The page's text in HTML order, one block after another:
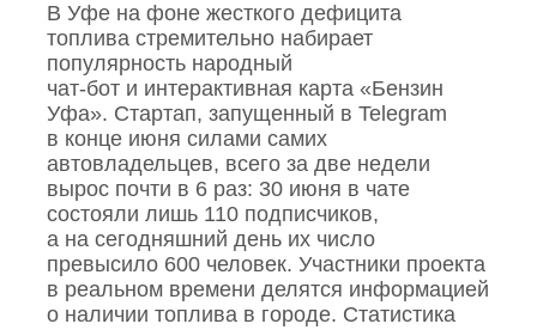
В Уфе на фоне жесткого дефицита
топлива стремительно набирает
популярность народный
чат‑бот и интерактивная карта «Бензин
Уфа». Стартап, запущенный в Telegram
в конце июня силами самих
автовладельцев, всего за две недели
вырос почти в 6 раз: 30 июня в чате
состояли лишь 110 подписчиков,
а на сегодняшний день их число
превысило 600 человек. Участники проекта
в реальном времени делятся информацией
о наличии топлива в городе. Статистика